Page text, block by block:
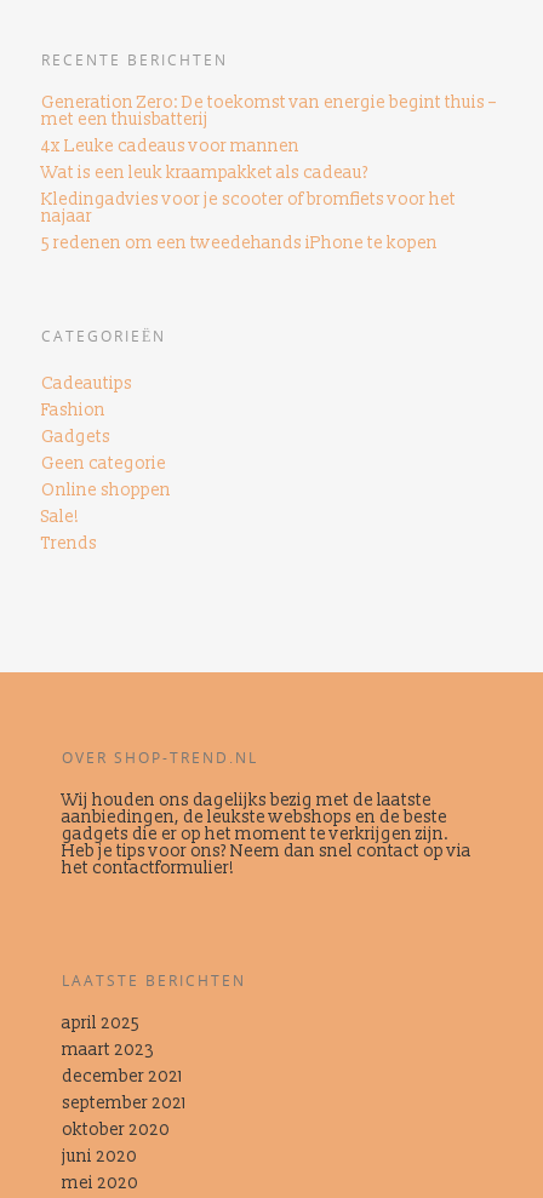
RECENTE BERICHTEN
Generation Zero: De toekomst van energie begint thuis –
met een thuisbatterij
4x Leuke cadeaus voor mannen
Wat is een leuk kraampakket als cadeau?
Kledingadvies voor je scooter of bromfiets voor het
najaar
5 redenen om een ​​tweedehands iPhone te kopen
CATEGORIEËN
Cadeautips
Fashion
Gadgets
Geen categorie
Online shoppen
Sale!
Trends
OVER SHOP-TREND.NL
Wij houden ons dagelijks bezig met de laatste
aanbiedingen, de leukste webshops en de beste
gadgets die er op het moment te verkrijgen zijn.
Heb je tips voor ons? Neem dan snel contact op via
het contactformulier!
LAATSTE BERICHTEN
april 2025
maart 2023
december 2021
september 2021
oktober 2020
juni 2020
mei 2020